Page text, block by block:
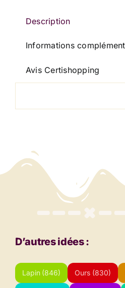
cm
Description
Informations
Avis Certishopping
D’autres idées :
Lapin (846) Ours (830)